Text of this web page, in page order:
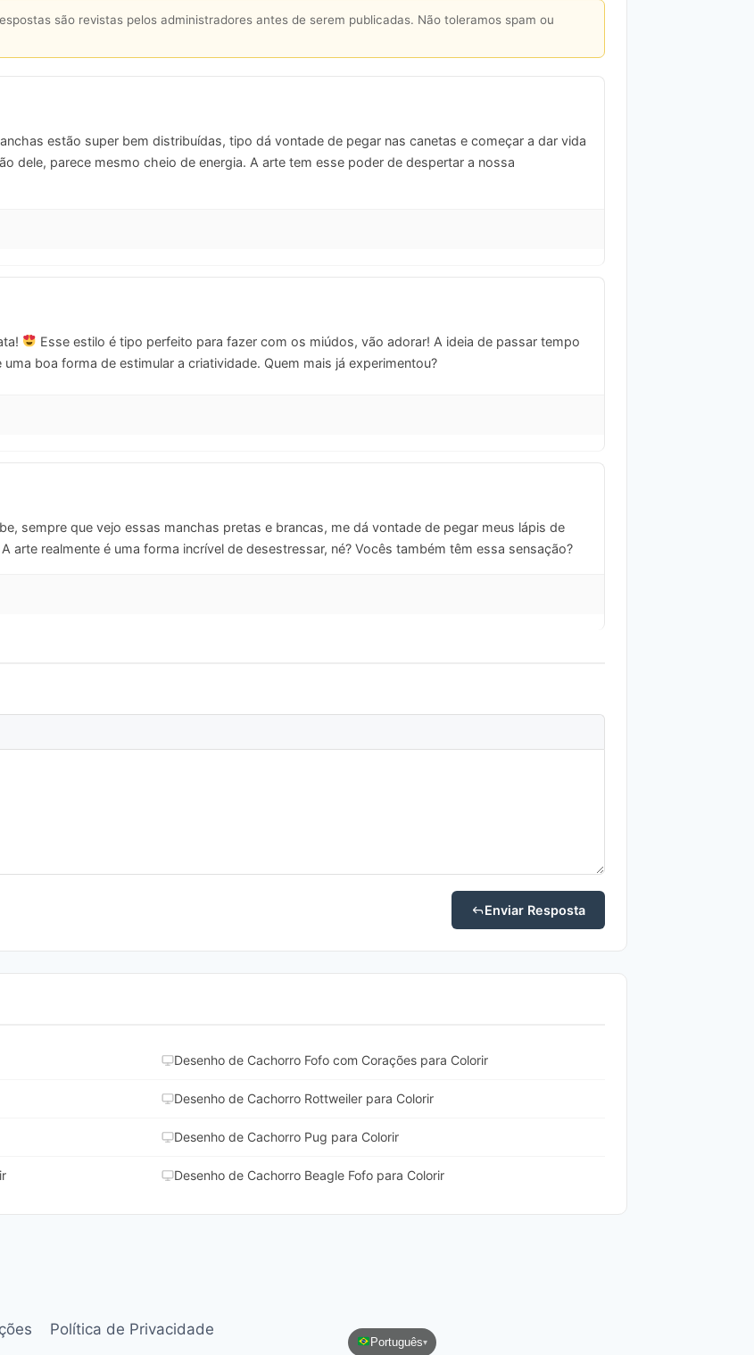
são revistas pelos administradores antes de serem publicadas. Não toleramos spam ou
estão super bem distribuídas, tipo dá vontade de pegar nas canetas e começar a dar vida
dele, parece mesmo cheio de energia. A arte tem esse poder de despertar a nossa
Esse estilo é tipo perfeito para fazer com os miúdos, vão adorar! A ideia de passar tempo
boa forma de estimular a criatividade. Quem mais já experimentou?
sempre que vejo essas manchas pretas e brancas, me dá vontade de pegar meus lápis de
arte realmente é uma forma incrível de desestressar, né? Vocês também têm essa sensação?
Enviar Resposta
Desenho de Cachorro Fofo com Corações para Colorir
Desenho de Cachorro Rottweiler para Colorir
Desenho de Cachorro Pug para Colorir
Desenho de Cachorro Beagle Fofo para Colorir
Política de Privacidade
Português▾